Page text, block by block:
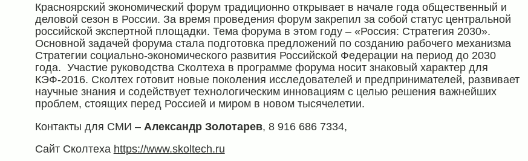
Красноярский экономический форум традиционно открывает в начале года общественный и
деловой сезон в России. За время проведения форум закрепил за собой статус центральной
российской экспертной площадки. Тема форума в этом году – «Россия: Стратегия 2030».
Основной задачей форума стала подготовка предложений по созданию рабочего механизма
Стратегии социально-экономического развития Российской Федерации на период до 2030
года. Участие руководства Сколтеха в программе форума носит знаковый характер для
КЭФ-2016. Сколтех готовит новые поколения исследователей и предпринимателей, развивает
научные знания и содействует технологическим инновациям с целью решения важнейших
проблем, стоящих перед Россией и миром в новом тысячелетии.
Контакты для СМИ – Александр Золотарев, 8 916 686 7334,
Сайт Сколтеха https://www.skoltech.ru